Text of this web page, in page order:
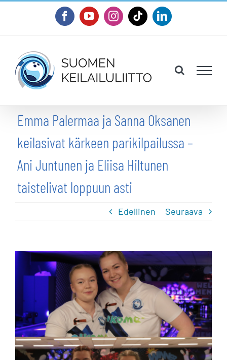
FacebookYouTubeInstagram
TiktokLinkedIn
Emma Palermaa ja Sanna Oksanen
keilasivat kärkeen parikilpailussa –
Ani Juntunen ja Eliisa Hiltunen
taistelivat loppuun asti
Edellinen Seuraava
Katso
kuvaa
isompana